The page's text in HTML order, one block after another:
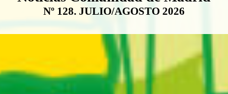
Nº 128. JULIO/AGOSTO 2026